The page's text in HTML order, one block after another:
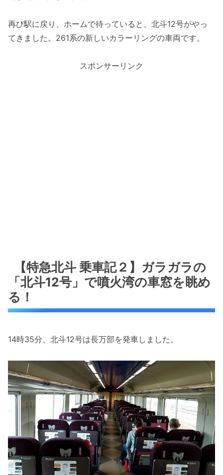
再び駅に戻り、ホームで待っていると、北斗12号がやっ
てきました。261系の新しいカラーリングの車両です。
スポンサーリンク
【特急北斗 乗車記２】ガラガラの
「北斗12号」で噴火湾の車窓を眺め
る！
14時35分、北斗12号は長万部を発車しました。